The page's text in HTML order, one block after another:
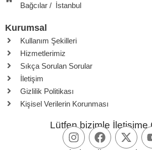
Bağcılar / İstanbul
Kurumsal
Kullanım Şekilleri
Hizmetlerimiz
Sıkça Sorulan Sorular
İletişim
Gizlilik Politikası
Kişisel Verilerin Korunması
Lütfen bizimle İletişime